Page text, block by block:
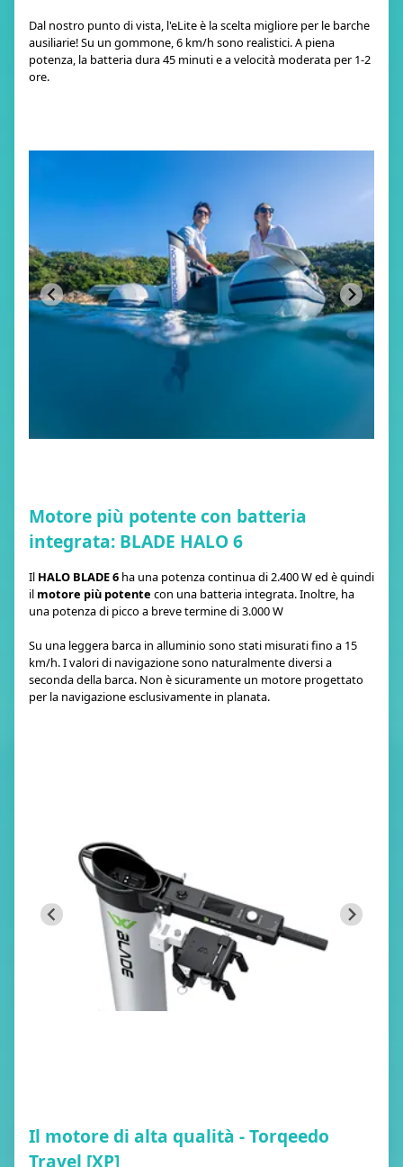
Dal nostro punto di vista, l'eLite è la scelta migliore per le barche
ausiliarie! Su un gommone, 6 km/h sono realistici. A piena
potenza, la batteria dura 45 minuti e a velocità moderata per 1-2
ore.
Motore più potente con batteria
integrata: BLADE HALO 6
Il HALO BLADE 6 ha una potenza continua di 2.400 W ed è quindi
il motore più potente con una batteria integrata. Inoltre, ha
una potenza di picco a breve termine di 3.000 W
Su una leggera barca in alluminio sono stati misurati fino a 15
km/h. I valori di navigazione sono naturalmente diversi a
seconda della barca. Non è sicuramente un motore progettato
per la navigazione esclusivamente in planata.
Il motore di alta qualità - Torqeedo
Travel [XP]